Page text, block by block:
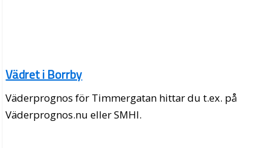
Vädret i Borrby
Väderprognos för Timmergatan hittar du t.ex. på
Väderprognos.nu eller SMHI.